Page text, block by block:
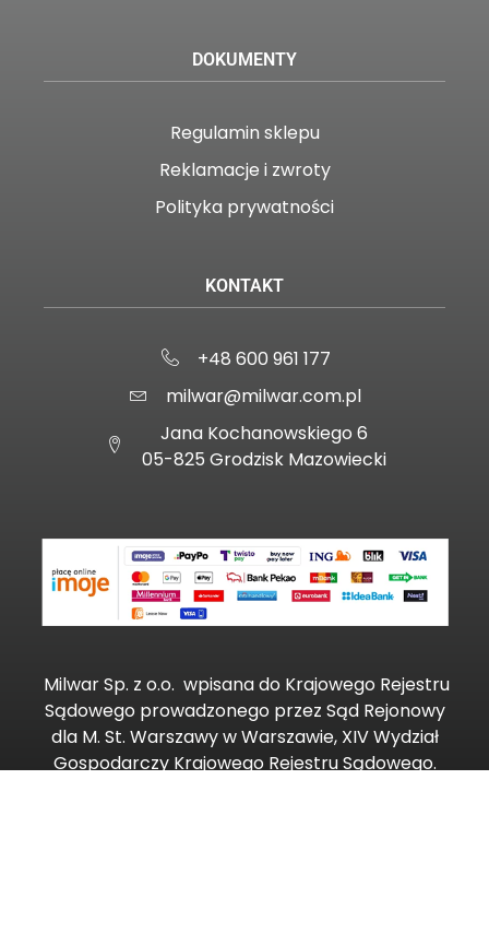
DOKUMENTY
Regulamin sklepu
Reklamacje i zwroty
Polityka prywatności
KONTAKT
+48 600 961 177
milwar@milwar.com.pl
Jana Kochanowskiego 6
05-825 Grodzisk Mazowiecki
Milwar Sp. z o.o. wpisana do Krajowego Rejestru
Sądowego prowadzonego przez Sąd Rejonowy
dla M. St. Warszawy w Warszawie, XIV Wydział
Gospodarczy Krajowego Rejestru Sądowego.